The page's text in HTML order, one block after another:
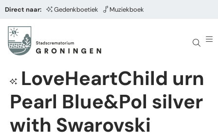
Direct naar: Gedenkboetiek Muziekboek
LoveHeartChild urn
Pearl Blue&Pol silver
with Swarovski